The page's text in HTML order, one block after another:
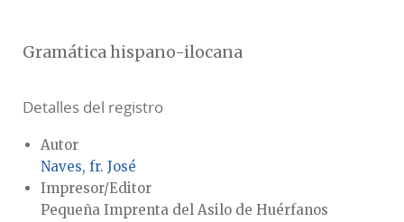
Gramática hispano-ilocana
Detalles del registro
Autor
Naves, fr. José
Impresor/Editor
Pequeña Imprenta del Asilo de Huérfanos